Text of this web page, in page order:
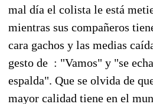
mal día el colista le está
mientras sus compañeros
cara gachos y las medias
gesto de : "Vamos" y "se
espalda". Que se olvida de
mayor calidad tiene en el